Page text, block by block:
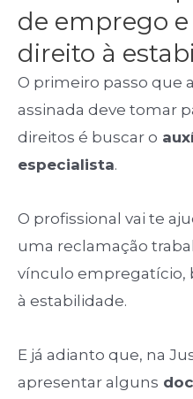
de emprego
direito à
O primeiro passo que
assinada deve tomar
direitos é buscar o
especialista.
O profissional vai te
uma reclamação
vínculo empregatício,
à estabilidade.
E já adianto que, na
apresentar alguns